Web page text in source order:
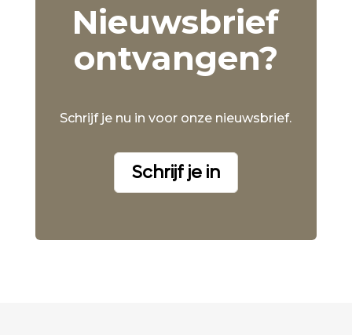
Nieuwsbrief
ontvangen?
Schrijf je nu in voor onze nieuwsbrief.
Schrijf je in